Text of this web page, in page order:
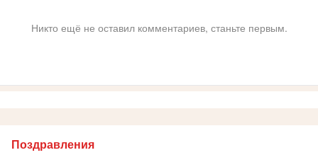
Никто ещё не оставил комментариев, станьте первым.
Поздравления